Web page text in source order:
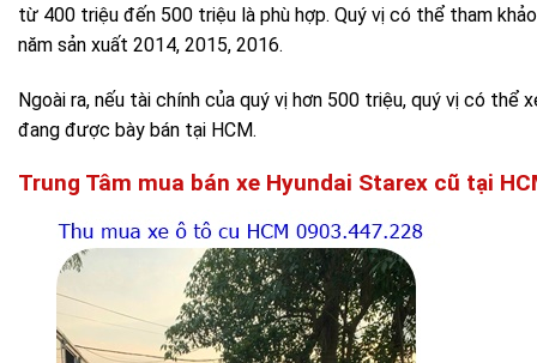
từ 400 triệu đến 500 triệu là phù hợp. Quý vị có thể tham
năm sản xuất 2014, 2015, 2016.
Ngoài ra, nếu tài chính của quý vị hơn 500 triệu, quý vị có
đang được bày bán tại HCM.
Trung Tâm mua bán xe Hyundai Starex cũ tại